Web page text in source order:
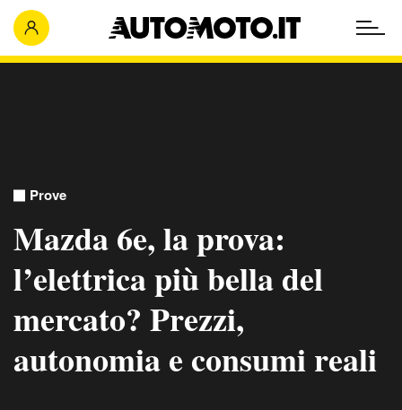
Prove
Mazda 6e, la prova:
l’elettrica più bella del
mercato? Prezzi,
autonomia e consumi reali